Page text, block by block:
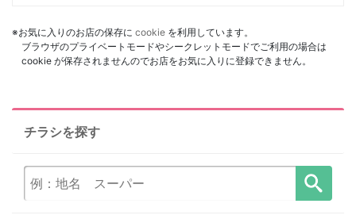
※お気に入りのお店の保存に cookie を利用しています。
ブラウザのプライベートモードやシークレットモードでご利用の場合は
cookie が保存されませんのでお店をお気に入りに登録できません。
チラシを探す